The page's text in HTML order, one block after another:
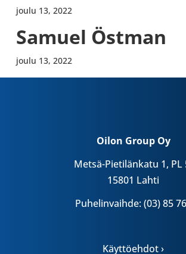
joulu 13, 2022
Samuel Östman
joulu 13, 2022
Oilon Group Oy
Metsä-Pietilänkatu 1, PL
15801 Lahti
Puhelinvaihde: (03) 85
Käyttöehdot ›